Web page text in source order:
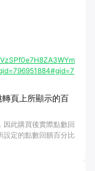
頁上所顯示的百
因此購買後實際點數回
設定的點數回饋百分比